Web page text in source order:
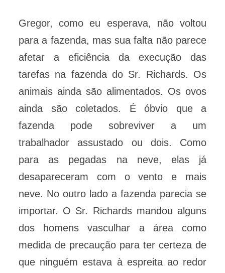
Gregor, como eu esperava, não voltou
para a fazenda, mas sua falta não parece
afetar a eficiência da execução das
tarefas na fazenda do Sr. Richards. Os
animais ainda são alimentados. Os ovos
ainda são coletados. É óbvio que a
fazenda pode sobreviver a um
trabalhador assustado ou dois. Como
para as pegadas na neve, elas já
desapareceram com o vento e mais
neve. No outro lado a fazenda parecia se
importar. O Sr. Richards mandou alguns
dos homens vasculhar a área como
medida de precaução para ter certeza de
que ninguém estava à espreita ao redor